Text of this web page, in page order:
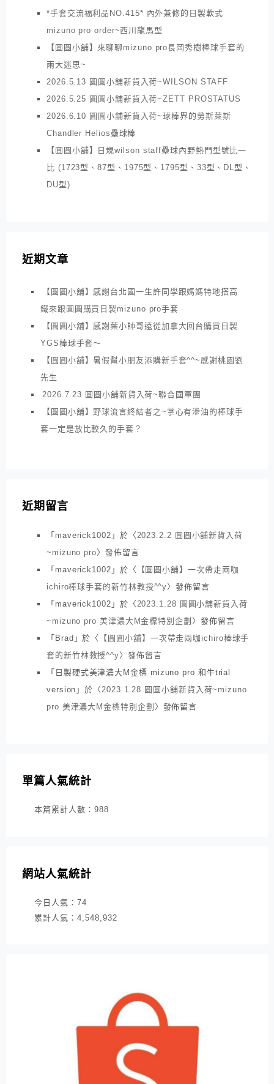
*手套交流福利品NO.415* 內外兼修的日製軟式
mizuno pro order~西川龍馬型
【圓圓小舖】來聊聊mizuno pro長岡秀樹棒球手套的
兩大迷思~
2026.5.13 圓圓小舖新貨入荷~WILSON STAFF
2026.5.25 圓圓小舖新貨入荷~ZETT PROSTATUS
2026.6.10 圓圓小舖新貨入荷~球棒界的勞斯萊斯
Chandler Helios壘球棒
【圓圓小舖】日規wilson staff壘球內野熱門型號比一
比 (1723型、87型、1975型、1795型、33型、DL型、
DU型)
近期文章
【圓圓小舖】感謝台北國一生許同學跟媽媽特地搭高
鐵來跟圓圓購買日製mizuno pro手套
【圓圓小舖】感謝葉小帥哥遠從加拿大回台購買日製
YGS棒球手套～
【圓圓小舖】暑假幫小朋友添購新手套^^~感謝桃園劉
先生
2026.7.23 圓圓小舖新貨入荷~聯合國軍團
【圓圓小舖】野球流言終結者之~掌心有滲油的棒球手
套一定是放比較久的手套？
近期留言
「 maverick1002 」於〈2023.2.2 圓圓小舖新貨入荷
~mizuno pro〉發佈留言
「 maverick1002 」於〈
【圓圓小舖】一次帶走兩咖
ichiro棒球手套的新竹林教授^^y〉發佈留言
「 maverick1002 」於〈2023.1.28 圓圓小舖新貨入荷
~mizuno pro 美津濃大M金標特別企劃 〉發佈留言
「 Brad 」於〈
【圓圓小舖】一次帶走兩咖ichiro棒球手
套的新竹林教授^^y〉發佈留言
「 日製硬式美津濃大M金標 mizuno pro 和牛trial
version 」於〈2023.1.28 圓圓小舖新貨入荷~mizuno
pro 美津濃大M金標特別企劃 〉發佈留言
單篇人氣統計
本篇累計人數： 988
網站人氣統計
今日人氣： 74
累計人氣： 4,548,932